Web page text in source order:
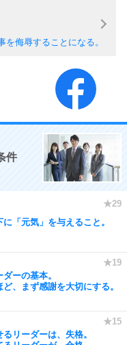
を侮辱することになる。
件
「元気」を与えること。
ーの基本。
、まず感謝を大切にする。
リーダーは、失格。